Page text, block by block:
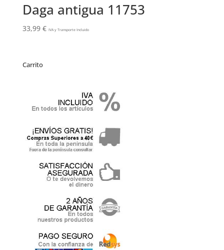
Daga antigua 11753
33,99 € IVA y Transporte Incluido
Carrito